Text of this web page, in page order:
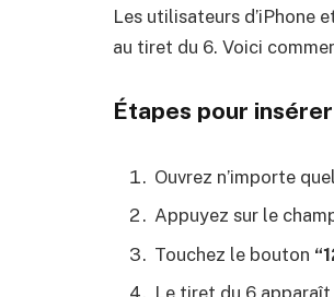
Les utilisateurs d’iPhone
au tiret du 6. Voici
Étapes pour
Ouvrez n’importe
Appuyez sur le
Touchez le bouton